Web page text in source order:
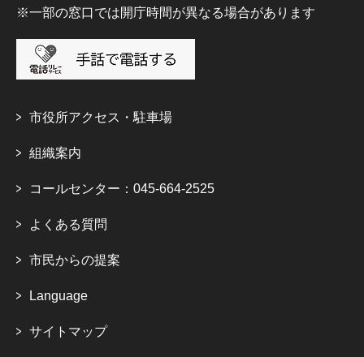
※一部の窓口では開庁時間が異なる場合があります
市役所アクセス・駐車場
組織案内
コールセンター：045-664-2525
よくある質問
市民からの提案
Language
サイトマップ